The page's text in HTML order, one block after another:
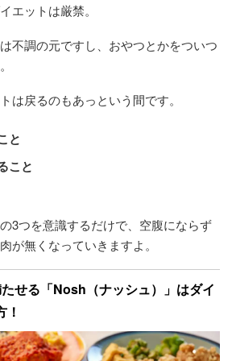
エットは厳禁。
不調の元ですし、おやつとかをついつ
は戻るのもあっという間です。
と
こと
3つを意識するだけで、空腹にならず
が無くなっていきますよ。
せる「Nosh（ナッシュ）」はダイ